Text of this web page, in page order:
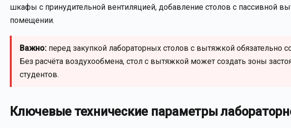
шкафы с принудительной вентиляцией, добавление столов с пассивной
помещении.
Важно: перед закупкой лабораторных столов с вытяжкой обязательно
Без расчёта воздухообмена, стол с вытяжкой может создать зоны
студентов.
Ключевые технические параметры